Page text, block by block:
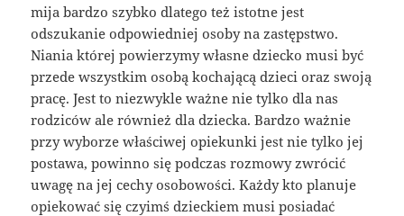
mija bardzo szybko dlatego też istotne jest
odszukanie odpowiedniej osoby na zastępstwo.
Niania której powierzymy własne dziecko musi być
przede wszystkim osobą kochającą dzieci oraz swoją
pracę. Jest to niezwykle ważne nie tylko dla nas
rodziców ale również dla dziecka. Bardzo ważnie
przy wyborze właściwej opiekunki jest nie tylko jej
postawa, powinno się podczas rozmowy zwrócić
uwagę na jej cechy osobowości. Każdy kto planuje
opiekować się czyimś dzieckiem musi posiadać